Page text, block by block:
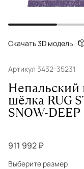
Скачать 3D модель
Артикул 3432-35231
Непальский
шёлка RUG
SNOW-
911 992 ₽
Выберите размер